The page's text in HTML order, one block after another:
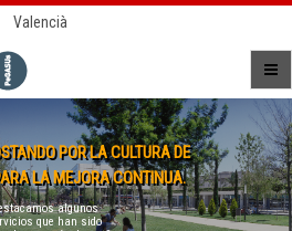
Valencià
POR LA CULTURA DE
LA MEJORA CONTINUA.
algunos
que han sido